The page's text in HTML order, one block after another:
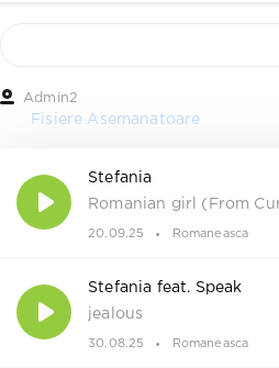
Admin2
Fisiere Asemanatoare
Stefania
Romanian girl (From
20.09.25 Romaneasca
Stefania feat. Speak
jealous
30.08.25 Romaneasca